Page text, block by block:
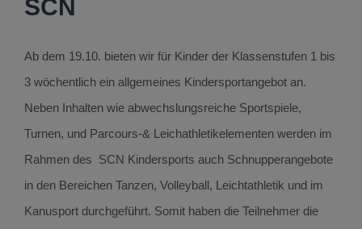
SCN
Ab dem 19.10. bieten wir für Kinder der Klassenstufen 1 bis
3 wöchentlich ein allgemeines Kindersportangebot an.
Neben Inhalten wie abwechslungsreiche Sportspiele,
Turnen, und Parcours-& Leichathletikelementen werden im
Rahmen des SCN Kindersports auch Schnupperangebote
in den Bereichen Tanzen, Volleyball, Leichtathletik und im
Kanusport durchgeführt. Somit haben die Teilnehmer die